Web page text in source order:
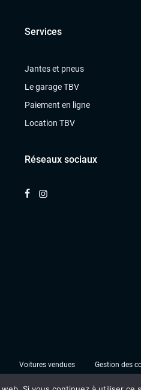
Services
Jantes et pneus
Le garage TBV
Paiement en ligne
Location TBV
Réseaux sociaux
Voitures vendues Gestion des